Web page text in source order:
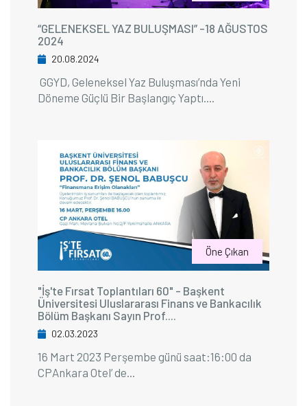
“GELENEKSEL YAZ BULUŞMASI” -18 AĞUSTOS
2024
20.08.2024
GGYD, Geleneksel Yaz Buluşması’nda Yeni
Döneme Güçlü Bir Başlangıç Yaptı....
Öne Çıkan
"İş'te Fırsat Toplantıları 60" - Başkent
Üniversitesi Uluslararası Finans ve Bankacılık
Bölüm Başkanı Sayın Prof....
02.03.2023
16 Mart 2023 Perşembe günü saat:16:00 da
CPAnkara Otel’ de...